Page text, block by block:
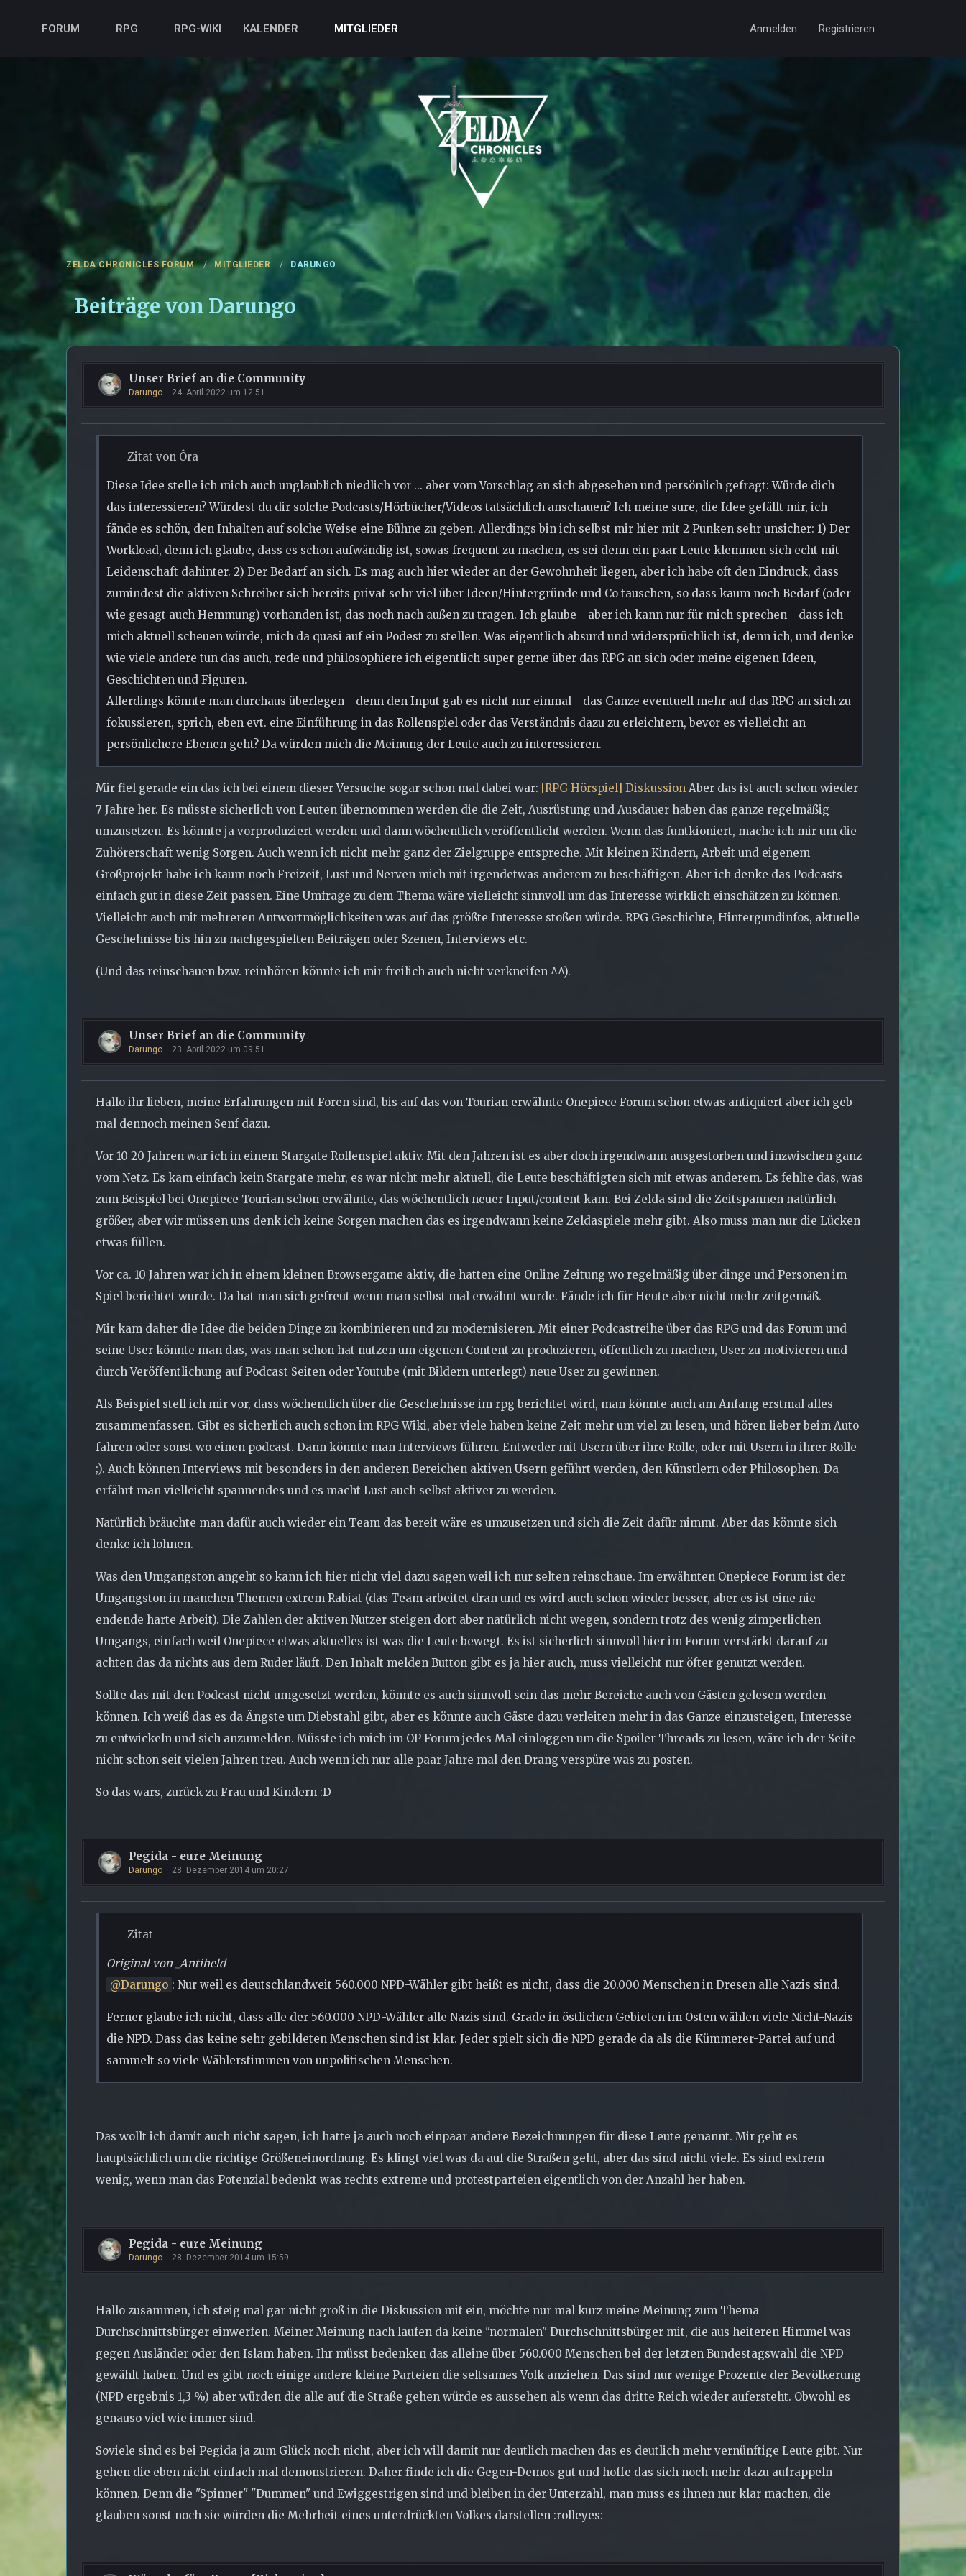
FORUM RPG RPG-WIKI KALENDER MITGLIEDER Anmelden Registrieren
ZELDA CHRONICLES FORUM MITGLIEDER DARUNGO
Beiträge von Darungo
Unser Brief an die Community
Darungo 24. April 2022 um 12:51
Zitat von Ôra
Diese Idee stelle ich mich auch unglaublich niedlich vor ... aber vom Vorschlag an sich abgesehen und persönlich gefragt: Würde dich
das interessieren? Würdest du dir solche Podcasts/Hörbücher/Videos tatsächlich anschauen? Ich meine sure, die Idee gefällt mir, ich
fände es schön, den Inhalten auf solche Weise eine Bühne zu geben. Allerdings bin ich selbst mir hier mit 2 Punken sehr unsicher: 1) Der
Workload, denn ich glaube, dass es schon aufwändig ist, sowas frequent zu machen, es sei denn ein paar Leute klemmen sich echt mit
Leidenschaft dahinter. 2) Der Bedarf an sich. Es mag auch hier wieder an der Gewohnheit liegen, aber ich habe oft den Eindruck, dass
zumindest die aktiven Schreiber sich bereits privat sehr viel über Ideen/Hintergründe und Co tauschen, so dass kaum noch Bedarf (oder
wie gesagt auch Hemmung) vorhanden ist, das noch nach außen zu tragen. Ich glaube - aber ich kann nur für mich sprechen - dass ich
mich aktuell scheuen würde, mich da quasi auf ein Podest zu stellen. Was eigentlich absurd und widersprüchlich ist, denn ich, und denke
wie viele andere tun das auch, rede und philosophiere ich eigentlich super gerne über das RPG an sich oder meine eigenen Ideen,
Geschichten und Figuren.
Allerdings könnte man durchaus überlegen - denn den Input gab es nicht nur einmal - das Ganze eventuell mehr auf das RPG an sich zu
fokussieren, sprich, eben evt. eine Einführung in das Rollenspiel oder das Verständnis dazu zu erleichtern, bevor es vielleicht an
persönlichere Ebenen geht? Da würden mich die Meinung der Leute auch zu interessieren.
Mir fiel gerade ein das ich bei einem dieser Versuche sogar schon mal dabei war: [RPG Hörspiel] Diskussion Aber das ist auch schon wieder
7 Jahre her. Es müsste sicherlich von Leuten übernommen werden die die Zeit, Ausrüstung und Ausdauer haben das ganze regelmäßig
umzusetzen. Es könnte ja vorproduziert werden und dann wöchentlich veröffentlicht werden. Wenn das funtkioniert, mache ich mir um die
Zuhörerschaft wenig Sorgen. Auch wenn ich nicht mehr ganz der Zielgruppe entspreche. Mit kleinen Kindern, Arbeit und eigenem
Großprojekt habe ich kaum noch Freizeit, Lust und Nerven mich mit irgendetwas anderem zu beschäftigen. Aber ich denke das Podcasts
einfach gut in diese Zeit passen. Eine Umfrage zu dem Thema wäre vielleicht sinnvoll um das Interesse wirklich einschätzen zu können.
Vielleicht auch mit mehreren Antwortmöglichkeiten was auf das größte Interesse stoßen würde. RPG Geschichte, Hintergundinfos, aktuelle
Geschehnisse bis hin zu nachgespielten Beiträgen oder Szenen, Interviews etc.
(Und das reinschauen bzw. reinhören könnte ich mir freilich auch nicht verkneifen ^^).
Unser Brief an die Community
Darungo 23. April 2022 um 09:51
Hallo ihr lieben, meine Erfahrungen mit Foren sind, bis auf das von Tourian erwähnte Onepiece Forum schon etwas antiquiert aber ich geb
mal dennoch meinen Senf dazu.
Vor 10-20 Jahren war ich in einem Stargate Rollenspiel aktiv. Mit den Jahren ist es aber doch irgendwann ausgestorben und inzwischen ganz
vom Netz. Es kam einfach kein Stargate mehr, es war nicht mehr aktuell, die Leute beschäftigten sich mit etwas anderem. Es fehlte das, was
zum Beispiel bei Onepiece Tourian schon erwähnte, das wöchentlich neuer Input/content kam. Bei Zelda sind die Zeitspannen natürlich
größer, aber wir müssen uns denk ich keine Sorgen machen das es irgendwann keine Zeldaspiele mehr gibt. Also muss man nur die Lücken
etwas füllen.
Vor ca. 10 Jahren war ich in einem kleinen Browsergame aktiv, die hatten eine Online Zeitung wo regelmäßig über dinge und Personen im
Spiel berichtet wurde. Da hat man sich gefreut wenn man selbst mal erwähnt wurde. Fände ich für Heute aber nicht mehr zeitgemäß.
Mir kam daher die Idee die beiden Dinge zu kombinieren und zu modernisieren. Mit einer Podcastreihe über das RPG und das Forum und
seine User könnte man das, was man schon hat nutzen um eigenen Content zu produzieren, öffentlich zu machen, User zu motivieren und
durch Veröffentlichung auf Podcast Seiten oder Youtube (mit Bildern unterlegt) neue User zu gewinnen.
Als Beispiel stell ich mir vor, dass wöchentlich über die Geschehnisse im rpg berichtet wird, man könnte auch am Anfang erstmal alles
zusammenfassen. Gibt es sicherlich auch schon im RPG Wiki, aber viele haben keine Zeit mehr um viel zu lesen, und hören lieber beim Auto
fahren oder sonst wo einen podcast. Dann könnte man Interviews führen. Entweder mit Usern über ihre Rolle, oder mit Usern in ihrer Rolle
;). Auch können Interviews mit besonders in den anderen Bereichen aktiven Usern geführt werden, den Künstlern oder Philosophen. Da
erfährt man vielleicht spannendes und es macht Lust auch selbst aktiver zu werden.
Natürlich bräuchte man dafür auch wieder ein Team das bereit wäre es umzusetzen und sich die Zeit dafür nimmt. Aber das könnte sich
denke ich lohnen.
Was den Umgangston angeht so kann ich hier nicht viel dazu sagen weil ich nur selten reinschaue. Im erwähnten Onepiece Forum ist der
Umgangston in manchen Themen extrem Rabiat (das Team arbeitet dran und es wird auch schon wieder besser, aber es ist eine nie
endende harte Arbeit). Die Zahlen der aktiven Nutzer steigen dort aber natürlich nicht wegen, sondern trotz des wenig zimperlichen
Umgangs, einfach weil Onepiece etwas aktuelles ist was die Leute bewegt. Es ist sicherlich sinnvoll hier im Forum verstärkt darauf zu
achten das da nichts aus dem Ruder läuft. Den Inhalt melden Button gibt es ja hier auch, muss vielleicht nur öfter genutzt werden.
Sollte das mit den Podcast nicht umgesetzt werden, könnte es auch sinnvoll sein das mehr Bereiche auch von Gästen gelesen werden
können. Ich weiß das es da Ängste um Diebstahl gibt, aber es könnte auch Gäste dazu verleiten mehr in das Ganze einzusteigen, Interesse
zu entwickeln und sich anzumelden. Müsste ich mich im OP Forum jedes Mal einloggen um die Spoiler Threads zu lesen, wäre ich der Seite
nicht schon seit vielen Jahren treu. Auch wenn ich nur alle paar Jahre mal den Drang verspüre was zu posten.
So das wars, zurück zu Frau und Kindern :D
Pegida - eure Meinung
Darungo 28. Dezember 2014 um 20:27
Zitat
Original von _Antiheld
Darungo : Nur weil es deutschlandweit 560.000 NPD-Wähler gibt heißt es nicht, dass die 20.000 Menschen in Dresen alle Nazis sind.
Ferner glaube ich nicht, dass alle der 560.000 NPD-Wähler alle Nazis sind. Grade in östlichen Gebieten im Osten wählen viele Nicht-Nazis
die NPD. Dass das keine sehr gebildeten Menschen sind ist klar. Jeder spielt sich die NPD gerade da als die Kümmerer-Partei auf und
sammelt so viele Wählerstimmen von unpolitischen Menschen.
Das wollt ich damit auch nicht sagen, ich hatte ja auch noch einpaar andere Bezeichnungen für diese Leute genannt. Mir geht es
hauptsächlich um die richtige Größeneinordnung. Es klingt viel was da auf die Straßen geht, aber das sind nicht viele. Es sind extrem
wenig, wenn man das Potenzial bedenkt was rechts extreme und protestparteien eigentlich von der Anzahl her haben.
Pegida - eure Meinung
Darungo 28. Dezember 2014 um 15:59
Hallo zusammen, ich steig mal gar nicht groß in die Diskussion mit ein, möchte nur mal kurz meine Meinung zum Thema
Durchschnittsbürger einwerfen. Meiner Meinung nach laufen da keine "normalen" Durchschnittsbürger mit, die aus heiteren Himmel was
gegen Ausländer oder den Islam haben. Ihr müsst bedenken das alleine über 560.000 Menschen bei der letzten Bundestagswahl die NPD
gewählt haben. Und es gibt noch einige andere kleine Parteien die seltsames Volk anziehen. Das sind nur wenige Prozente der Bevölkerung
(NPD ergebnis 1,3 %) aber würden die alle auf die Straße gehen würde es aussehen als wenn das dritte Reich wieder aufersteht. Obwohl es
genauso viel wie immer sind.
Soviele sind es bei Pegida ja zum Glück noch nicht, aber ich will damit nur deutlich machen das es deutlich mehr vernünftige Leute gibt. Nur
gehen die eben nicht einfach mal demonstrieren. Daher finde ich die Gegen-Demos gut und hoffe das sich noch mehr dazu aufrappeln
können. Denn die "Spinner" "Dummen" und Ewiggestrigen sind und bleiben in der Unterzahl, man muss es ihnen nur klar machen, die
glauben sonst noch sie würden die Mehrheit eines unterdrückten Volkes darstellen :rolleyes: